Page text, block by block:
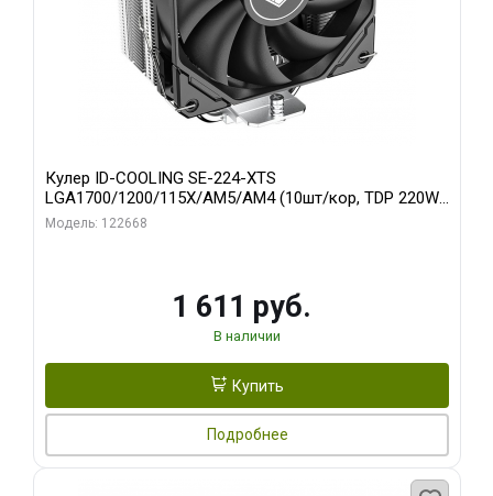
Кулер ID-COOLING SE-224-XTS
LGA1700/1200/115X/AM5/AM4 (10шт/кор, TDP 220W,
PWM, 4 тепл.трубки прямого контакта, FAN 120mm)
Модель: 122668
1 611 руб.
В наличии
Купить
Подробнее